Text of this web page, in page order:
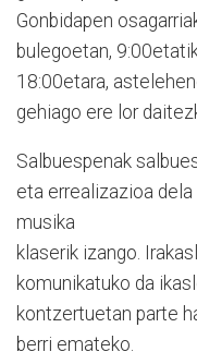
Gonbidapen
bulegoetan,
18:00etara,
gehiago ere lor
Salbuespenak
eta errealizazioa
musika
klaserik izango.
komunikatuko da
kontzertuetan parte
berri emateko.